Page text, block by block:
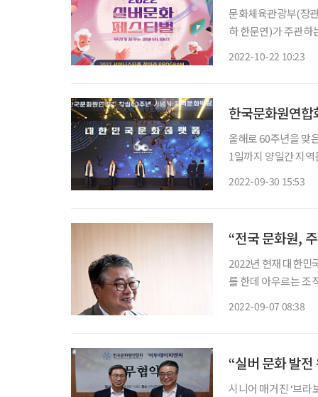
문화체육관광부(장
하 한문연)가 주관하
2022-10-22 10:23
한국문화원연합
올해로 60주년을 맞
1일까지 양일간 지역문화박람회를 연다. 킨텍
2022-09-30 15:53
“전국 문화원,
2022년 현재 대한민
를 한데 아우르는 조
2022-09-07 08:38
“실버 문화 발전
시니어 매거진 ‘브